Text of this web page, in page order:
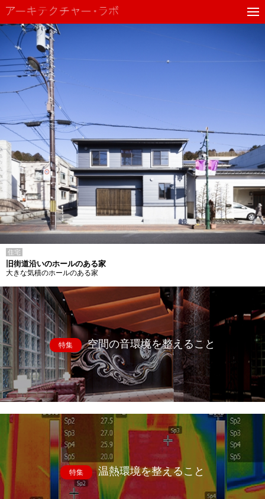
住宅
旧街道沿いのホールのある家
大きな気積のホールのある家
特集 空間の音環境を整えること
特集 温熱環境を整えること